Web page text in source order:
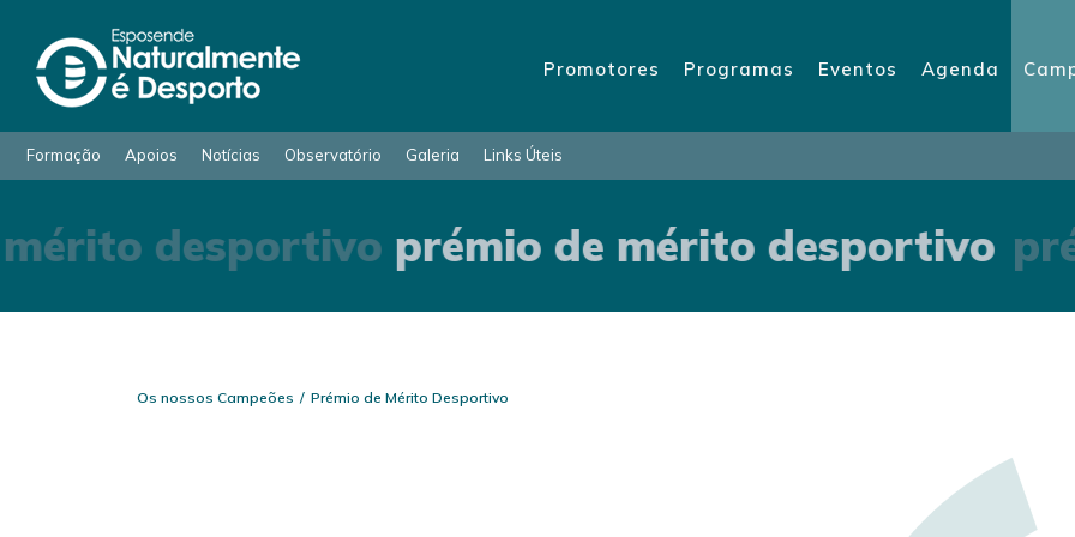
Promotores Programas Eventos Agenda
Formação Apoios Notícias Observatório Galeria Links Úteis
desportivoprémio de mérito desportivo
Os nossos Campeões Prémio de Mérito Desportivo